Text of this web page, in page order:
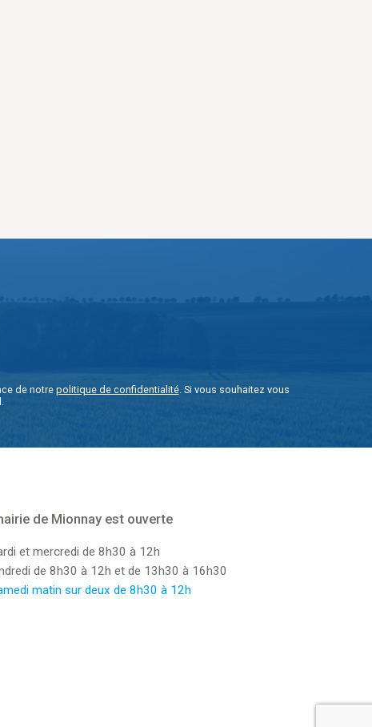
de notre politique de confidentialité. Si vous souhaitez vous
de Mionnay est ouverte
et mercredi de 8h30 à 12h
de 8h30 à 12h et de 13h30 à 16h30
matin sur deux de 8h30 à 12h